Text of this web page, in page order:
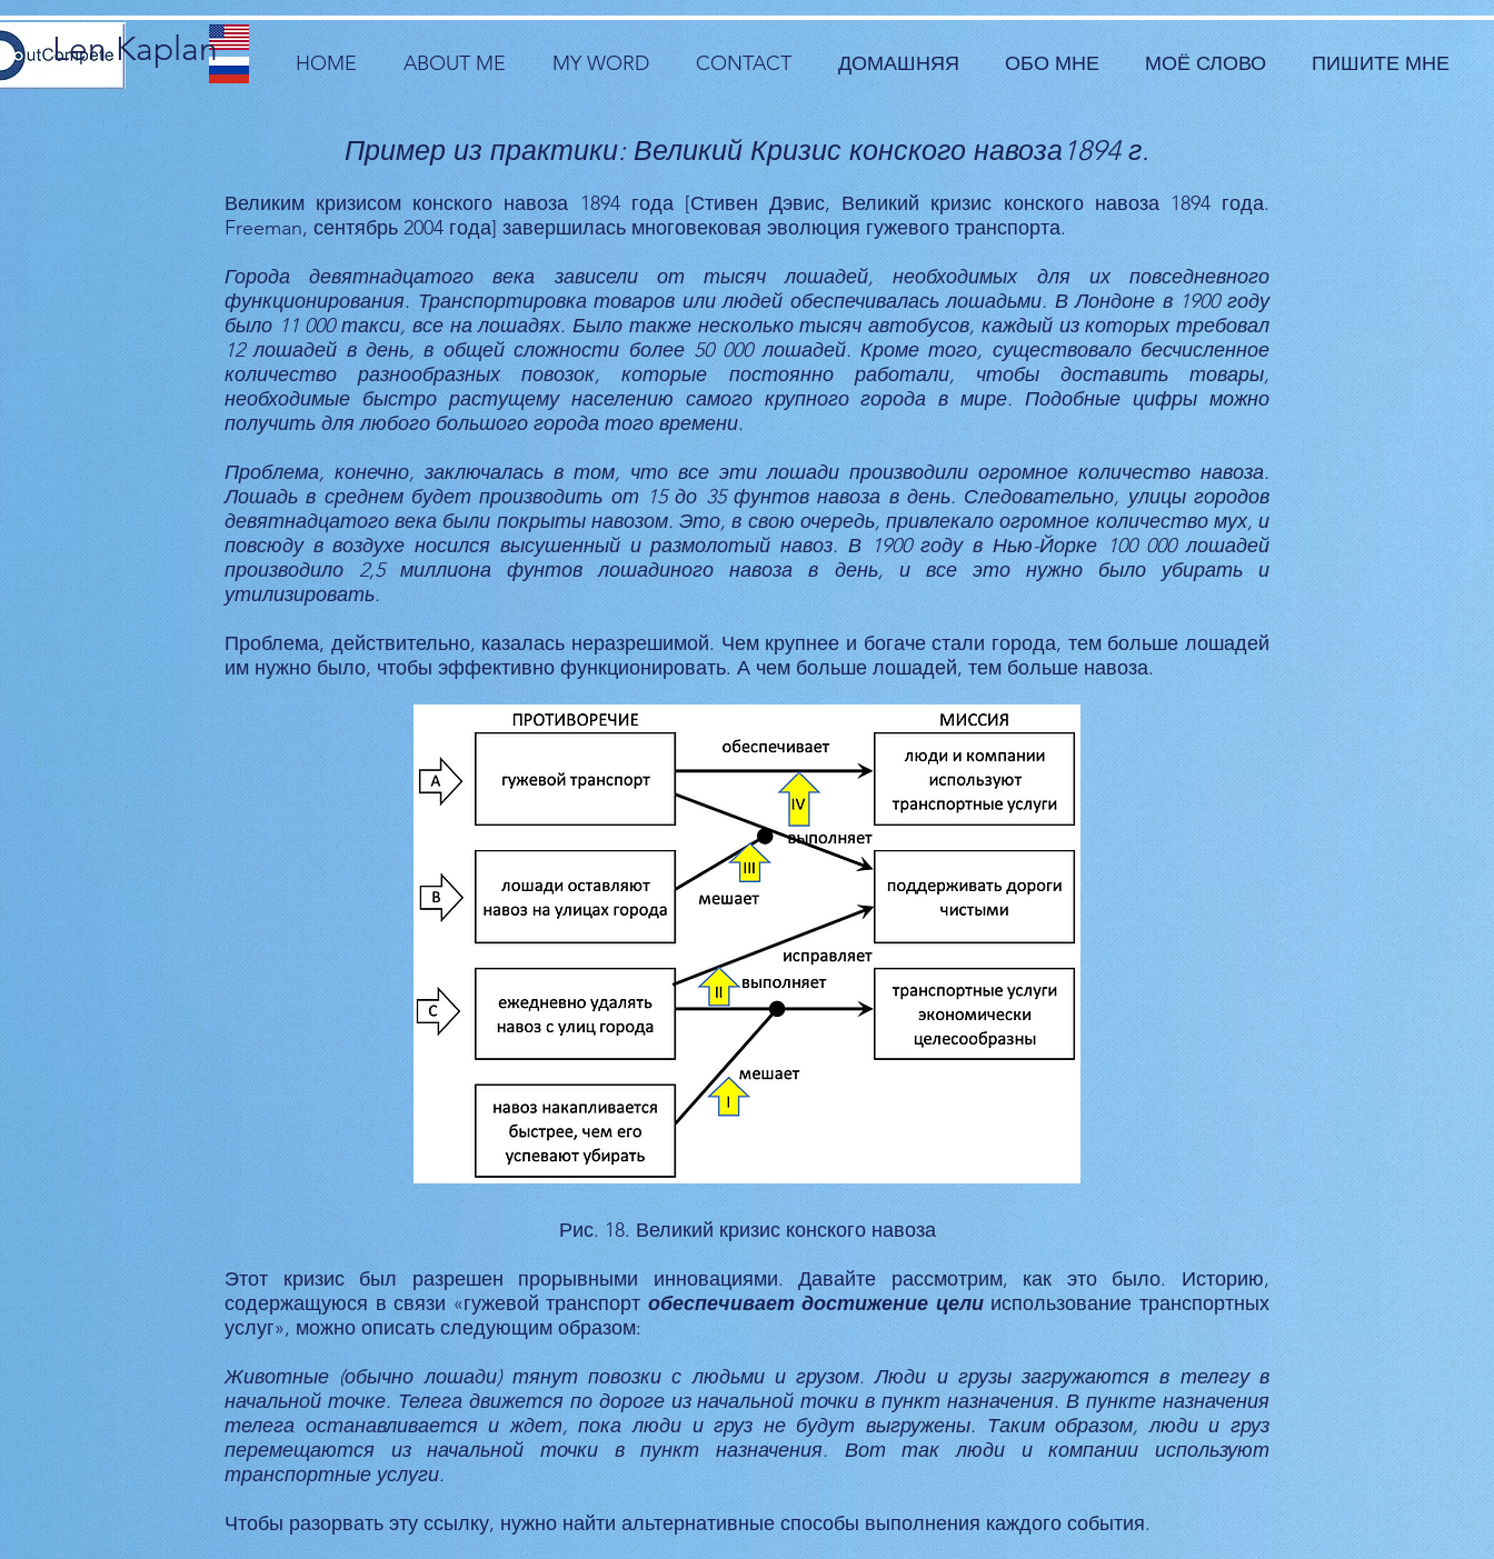
Len Kaplan HOME ABOUT ME MY WORD CONTACT ДОМАШНЯЯ ОБО МНЕ МОЁ СЛОВО ПИШИТЕ МНЕ
Пример из практики: Великий Кризис конского навоза1894 г.
Великим кризисом конского навоза 1894 года [Стивен Дэвис, Великий кризис конского навоза 1894 года.
Freeman, сентябрь 2004 года] завершилась многовековая эволюция гужевого транспорта.
Города девятнадцатого века зависели от тысяч лошадей, необходимых для их повседневного
функционирования. Транспортировка товаров или людей обеспечивалась лошадьми. В Лондоне в 1900 году
было 11 000 такси, все на лошадях. Было также несколько тысяч автобусов, каждый из которых требовал
12 лошадей в день, в общей сложности более 50 000 лошадей. Кроме того, существовало бесчисленное
количество разнообразных повозок, которые постоянно работали, чтобы доставить товары,
необходимые быстро растущему населению самого крупного города в мире. Подобные цифры можно
получить для любого большого города того времени.
Проблема, конечно, заключалась в том, что все эти лошади производили огромное количество навоза.
Лошадь в среднем будет производить от 15 до 35 фунтов навоза в день. Следовательно, улицы городов
девятнадцатого века были покрыты навозом. Это, в свою очередь, привлекало огромное количество мух, и
повсюду в воздухе носился высушенный и размолотый навоз. В 1900 году в Нью-Йорке 100 000 лошадей
производило 2,5 миллиона фунтов лошадиного навоза в день, и все это нужно было убирать и
утилизировать.
Проблема, действительно, казалась неразрешимой. Чем крупнее и богаче стали города, тем больше лошадей
им нужно было, чтобы эффективно функционировать. А чем больше лошадей, тем больше навоза.
Рис. 18. Великий кризис конского навоза
Этот кризис был разрешен прорывными инновациями. Давайте рассмотрим, как это было. Историю,
содержащуюся в связи «гужевой транспортобеспечивает достижение целииспользование транспортных
услуг», можно описать следующим образом:
Животные (обычно лошади) тянут повозки с людьми и грузом. Люди и грузы загружаются в телегу в
начальной точке. Телега движется по дороге из начальной точки в пункт назначения. В пункте назначения
телега останавливается и ждет, пока люди и груз не будут выгружены. Таким образом, люди и груз
перемещаются из начальной точки в пункт назначения. Вот так люди и компании используют
транспортные услуги.
Чтобы разорвать эту ссылку, нужно найти альтернативные способы выполнения каждого события.